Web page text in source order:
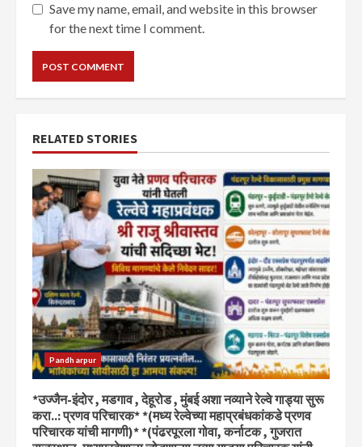
Save my name, email, and website in this browser
for the next time I comment.
RELATED STORIES
Pandharpur
*उज्जैन-इंदोर , मडगाव , देहूरोड , मुंबई अशा नव्याने रेल्वे गाड्या सुरू
करा..: प्रणव परिचारक* *(मध्य रेल्वेच्या महाप्रबंधकांकडे प्रणव
परिचारक यांची मागणी)* *(पंढरपूरला गोवा, कर्नाटक , गुजरात